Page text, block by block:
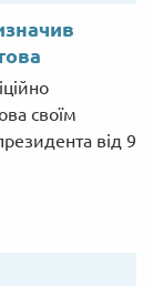
своїм
від 9